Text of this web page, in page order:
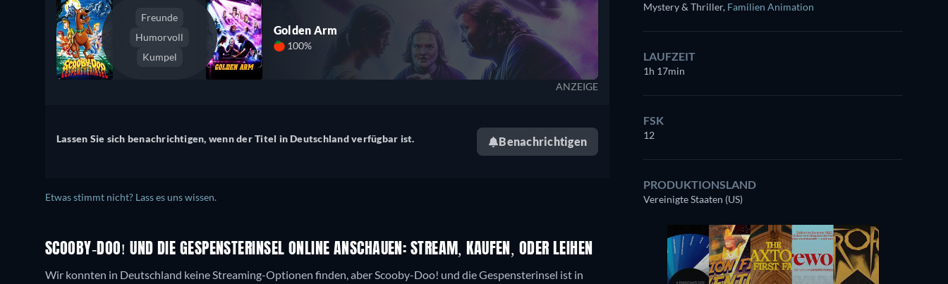
Freunde
Humorvoll
Kumpel
Golden Arm
100%
ANZEIGE
Lassen Sie sich benachrichtigen, wenn der Titel in Deutschland verfügbar ist. Benachrichtigen
Etwas stimmt nicht? Lass es uns wissen.
SCOOBY-DOO! UND DIE GESPENSTERINSEL ONLINE ANSCHAUEN: STREAM, KAUFEN, ODER LEIHEN
Wir konnten in Deutschland keine Streaming-Optionen finden, aber Scooby-Doo! und die Gespensterinsel ist in
Mystery & Thriller, Familien Animation
LAUFZEIT
1h 17min
FSK
12
PRODUKTIONSLAND
Vereinigte Staaten (US)